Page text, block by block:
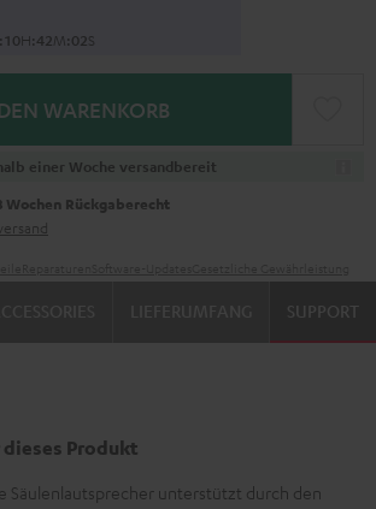
:10H:42M:01S
WARENKORB
einer Woche versandbereit
Rückgaberecht
SUPPORT
Produkt
Säulenlautsprecher unterstützt durch den